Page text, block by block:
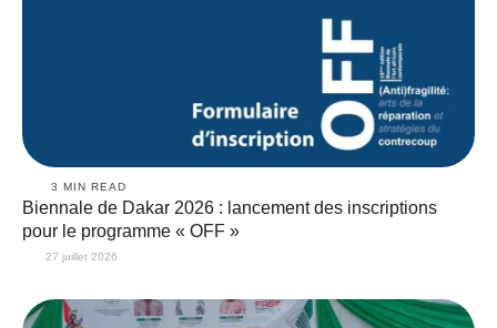
3 MIN READ
Biennale de Dakar 2026 : lancement des inscriptions
pour le programme « OFF »
27 juillet 2026